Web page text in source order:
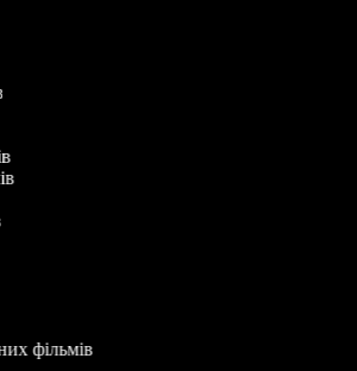
фільмів